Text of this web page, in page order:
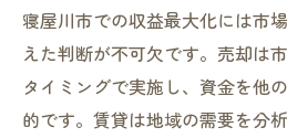
寝屋川市での収益最大化には市
えた判断が不可欠です。売却は
タイミングで実施し、資金を他
的です。賃貸は地域の需要を分